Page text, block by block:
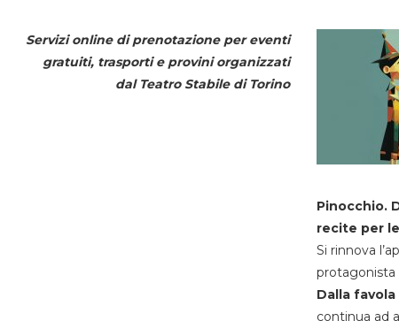
Servizi online di prenotazione per eventi
gratuiti, trasporti e provini organizzati
dal Teatro Stabile di Torino
Pinocchio.
recite per
Si rinnova
protagonista
Dalla
continua ad